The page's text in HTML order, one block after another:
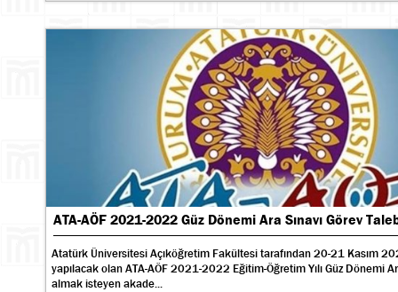
ATA-AÖF 2021-2022 Güz Dönemi Ara Sınavı Görev
Atatürk Üniversitesi Açıköğretim Fakültesi tarafından 20-21 Kasım
yapılacak olan ATA-AÖF 2021-2022 Eğitim-Öğretim Yılı Güz Dönemi
almak isteyen akade...